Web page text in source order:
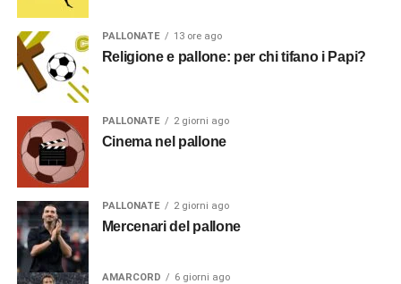
PALLONATE 13 ore ago
Religione e pallone: per chi tifano i Papi?
PALLONATE 2 giorni ago
Cinema nel pallone
PALLONATE 2 giorni ago
Mercenari del pallone
AMARCORD 6 giorni ago